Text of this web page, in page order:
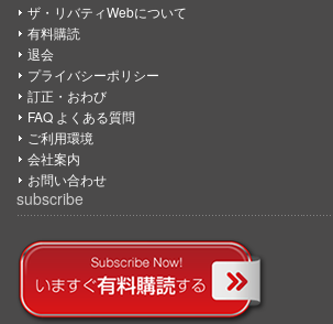
ザ・リバティWebについて
有料購読
退会
プライバシーポリシー
訂正・おわび
FAQ よくある質問
ご利用環境
会社案内
お問い合わせ
subscribe